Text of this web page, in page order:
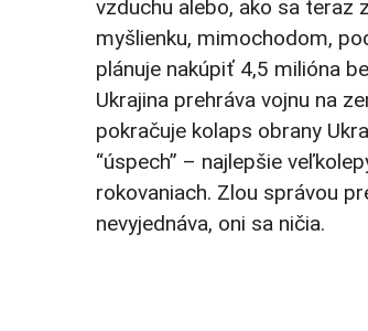
vzduchu alebo, ako sa teraz
myšlienku, mimochodom,
plánuje nakúpiť 4,5 milióna
Ukrajina prehráva vojnu na
pokračuje kolaps obrany
“úspech” – najlepšie
rokovaniach. Zlou správou
nevyjednáva, oni sa ničia.